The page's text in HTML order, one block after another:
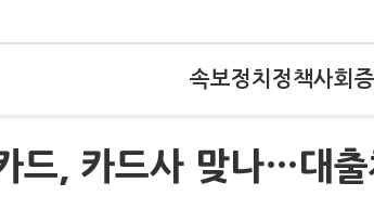
속보정치 정책사회
드, 카드사 맞나…대